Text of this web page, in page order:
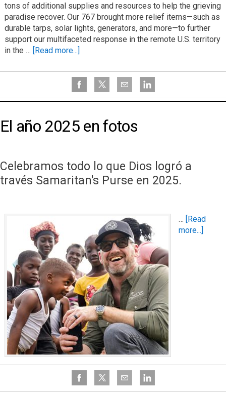
tons of additional supplies and resources to help the grieving
paradise recover. Our 767 brought more relief items—such as
durable tarps, solar lights, generators, and more—to further
support our multifaceted response in the remote U.S. territory
in the … [Read more...]
El año 2025 en fotos
Celebramos todo lo que Dios logró a
través Samaritan's Purse en 2025.
… [Read
more...]